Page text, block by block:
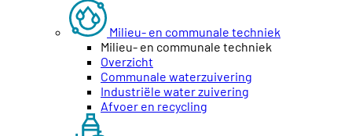
Milieu- en communale techniek
Milieu- en communale techniek
Overzicht
Communale waterzuivering
Industriële water zuivering
Afvoer en recycling